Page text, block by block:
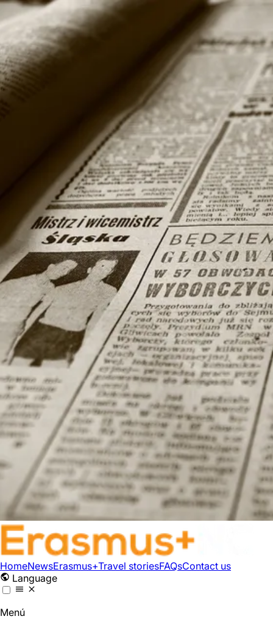
HomeNewsErasmus+Travel storiesFAQsContact us
Language
Menú